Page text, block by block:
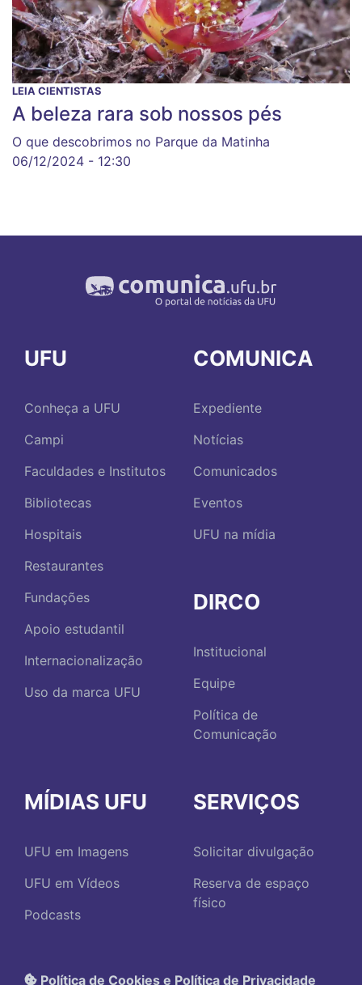
LEIA CIENTISTAS
A beleza rara sob nossos pés
O que descobrimos no Parque da Matinha
06/12/2024 - 12:30
UFU
Conheça a UFU
Campi
Faculdades e Institutos
Bibliotecas
Hospitais
Restaurantes
Fundações
Apoio estudantil
Internacionalização
Uso da marca UFU
COMUNICA
Expediente
Notícias
Comunicados
Eventos
UFU na mídia
DIRCO
Institucional
Equipe
Política de
Comunicação
MÍDIAS UFU
UFU em Imagens
UFU em Vídeos
Podcasts
SERVIÇOS
Solicitar divulgação
Reserva de espaço
físico
Política de Cookies e Política de Privacidade